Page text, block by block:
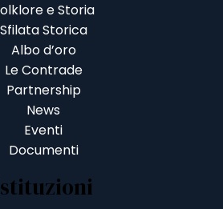
e Storia
Sfilata Storica
Albo d’oro
Le Contrade
Partnership
News
Eventi
Documenti